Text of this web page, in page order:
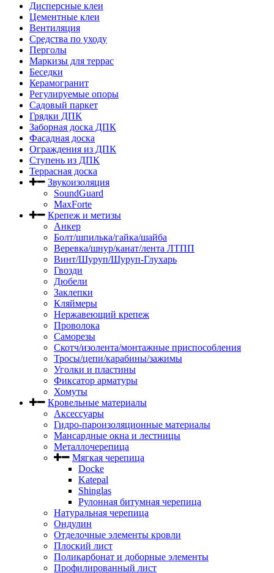
Дисперсные клеи
Цементные клеи
Вентиляция
Средства по уходу
Перголы
Маркизы для террас
Беседки
Керамогранит
Регулируемые опоры
Садовый паркет
Грядки ДПК
Заборная доска ДПК
Фасадная доска
Ограждения из ДПК
Ступень из ДПК
Террасная доска
Звукоизоляция
SoundGuard
MaxForte
Крепеж и метизы
Анкер
Болт/шпилька/гайка/шайба
Веревка/шнур/канат/лента ЛТПП
Винт/Шуруп/Шуруп-Глухарь
Гвозди
Дюбели
Заклепки
Кляймеры
Нержавеющий крепеж
Проволока
Саморезы
Скотч/изолента/монтажные приспособления
Тросы/цепи/карабины/зажимы
Уголки и пластины
Фиксатор арматуры
Хомуты
Кровельные материалы
Аксессуары
Гидро-пароизоляционные материалы
Мансардные окна и лестницы
Металлочерепица
Мягкая черепица
Docke
Katepal
Shinglas
Рулонная битумная черепица
Натуральная черепица
Ондулин
Отделочные элементы кровли
Плоский лист
Поликарбонат и доборные элементы
Профилированный лист